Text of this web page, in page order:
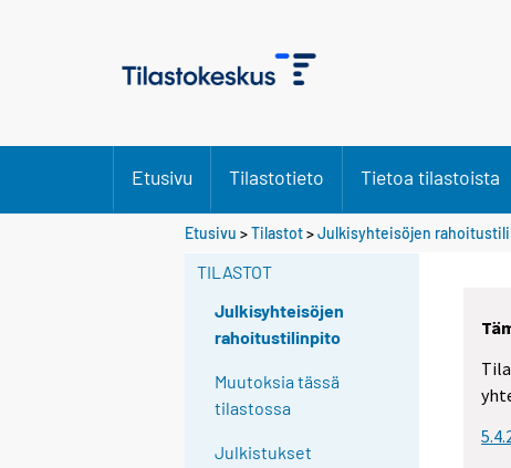
Etusivu Tilastotieto Tietoa tilastoista
Etusivu >Tilastot>Julkisyhteisöjen
TILASTOT
Julkisyhteisöjen
rahoitustilinpito
Muutoksia tässä
tilastossa
Julkistukset